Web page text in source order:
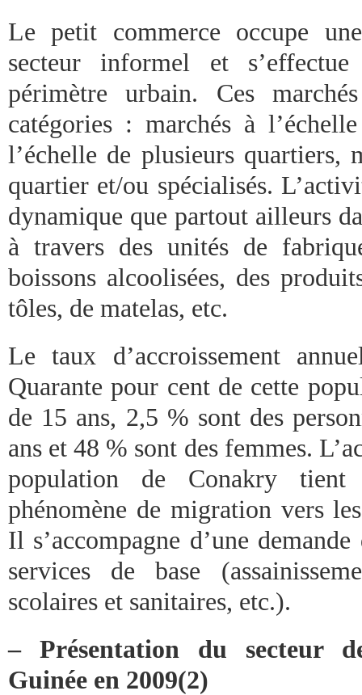
Le petit commerce occupe
secteur informel et
périmètre urbain. Ces
catégories : marchés à
l’échelle de plusieurs quartiers,
quartier et/ou spécialisés.
dynamique que partout ailleurs
à travers des unités de
boissons alcoolisées, des
tôles, de matelas, etc.
Le taux d’accroissement
Quarante pour cent de cette
de 15 ans, 2,5 % sont des
ans et 48 % sont des femmes.
population de Conakry
phénomène de migration vers
Il s’accompagne d’une
services de base
scolaires et sanitaires, etc.).
– Présentation du secteur
Guinée en 2009(2)